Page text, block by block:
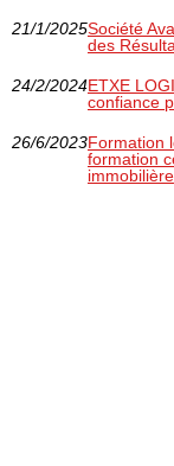
21/1/2025Société
des
24/2/2024ETXE
confiance
26/6/2023Formation
formation
immobilière